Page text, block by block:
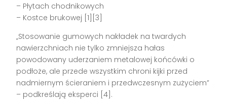
– Płytach chodnikowych
– Kostce brukowej [1][3]
„Stosowanie gumowych nakładek na twardych
nawierzchniach nie tylko zmniejsza hałas
powodowany uderzaniem metalowej końcówki o
podłoże, ale przede wszystkim chroni kijki przed
nadmiernym ścieraniem i przedwczesnym zużyciem”
– podkreślają eksperci [4].